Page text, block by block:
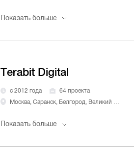
Показать больше
Terabit Digital
с 2012 года
64 проекта
Москва, Саранск, Белгород, Великий Устюг
Показать больше